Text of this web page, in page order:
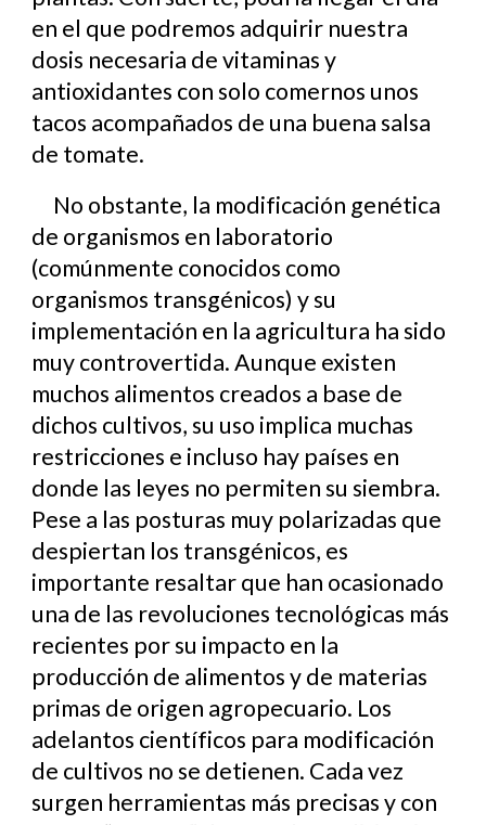
en el que podremos adquirir nuestra
dosis necesaria de vitaminas y
antioxidantes con solo comernos unos
tacos acompañados de una buena salsa
de tomate.
No obstante, la modificación genética
de organismos en laboratorio
(comúnmente conocidos como
organismos transgénicos) y su
implementación en la agricultura ha sido
muy controvertida. Aunque existen
muchos alimentos creados a base de
dichos cultivos, su uso implica muchas
restricciones e incluso hay países en
donde las leyes no permiten su siembra.
Pese a las posturas muy polarizadas que
despiertan los transgénicos, es
importante resaltar que han ocasionado
una de las revoluciones tecnológicas más
recientes por su impacto en la
producción de alimentos y de materias
primas de origen agropecuario. Los
adelantos científicos para modificación
de cultivos no se detienen. Cada vez
surgen herramientas más precisas y con